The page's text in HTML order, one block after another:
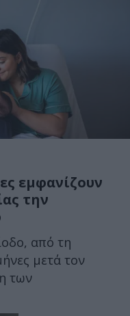
εμφανίζουν
την
από τη
μετά τον
των